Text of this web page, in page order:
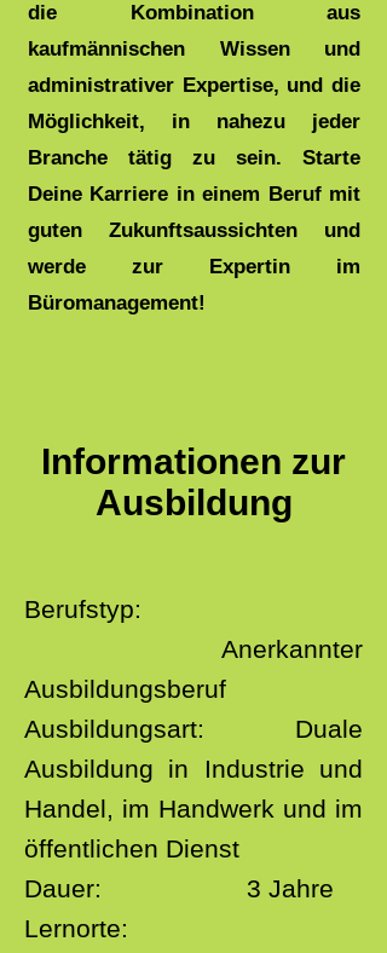
die Kombination aus
kaufmännischen Wissen und
administrativer Expertise, und die
Möglichkeit, in nahezu jeder
Branche tätig zu sein. Starte
Deine Karriere in einem Beruf mit
guten Zukunftsaussichten und
werde zur Expertin im
Büromanagement!
Informationen zur
Ausbildung
Berufstyp:
Anerkannter
Ausbildungsberuf
Ausbildungsart: Duale
Ausbildung in Industrie und
Handel, im Handwerk und im
öffentlichen Dienst
Dauer: 3 Jahre
Lernorte: